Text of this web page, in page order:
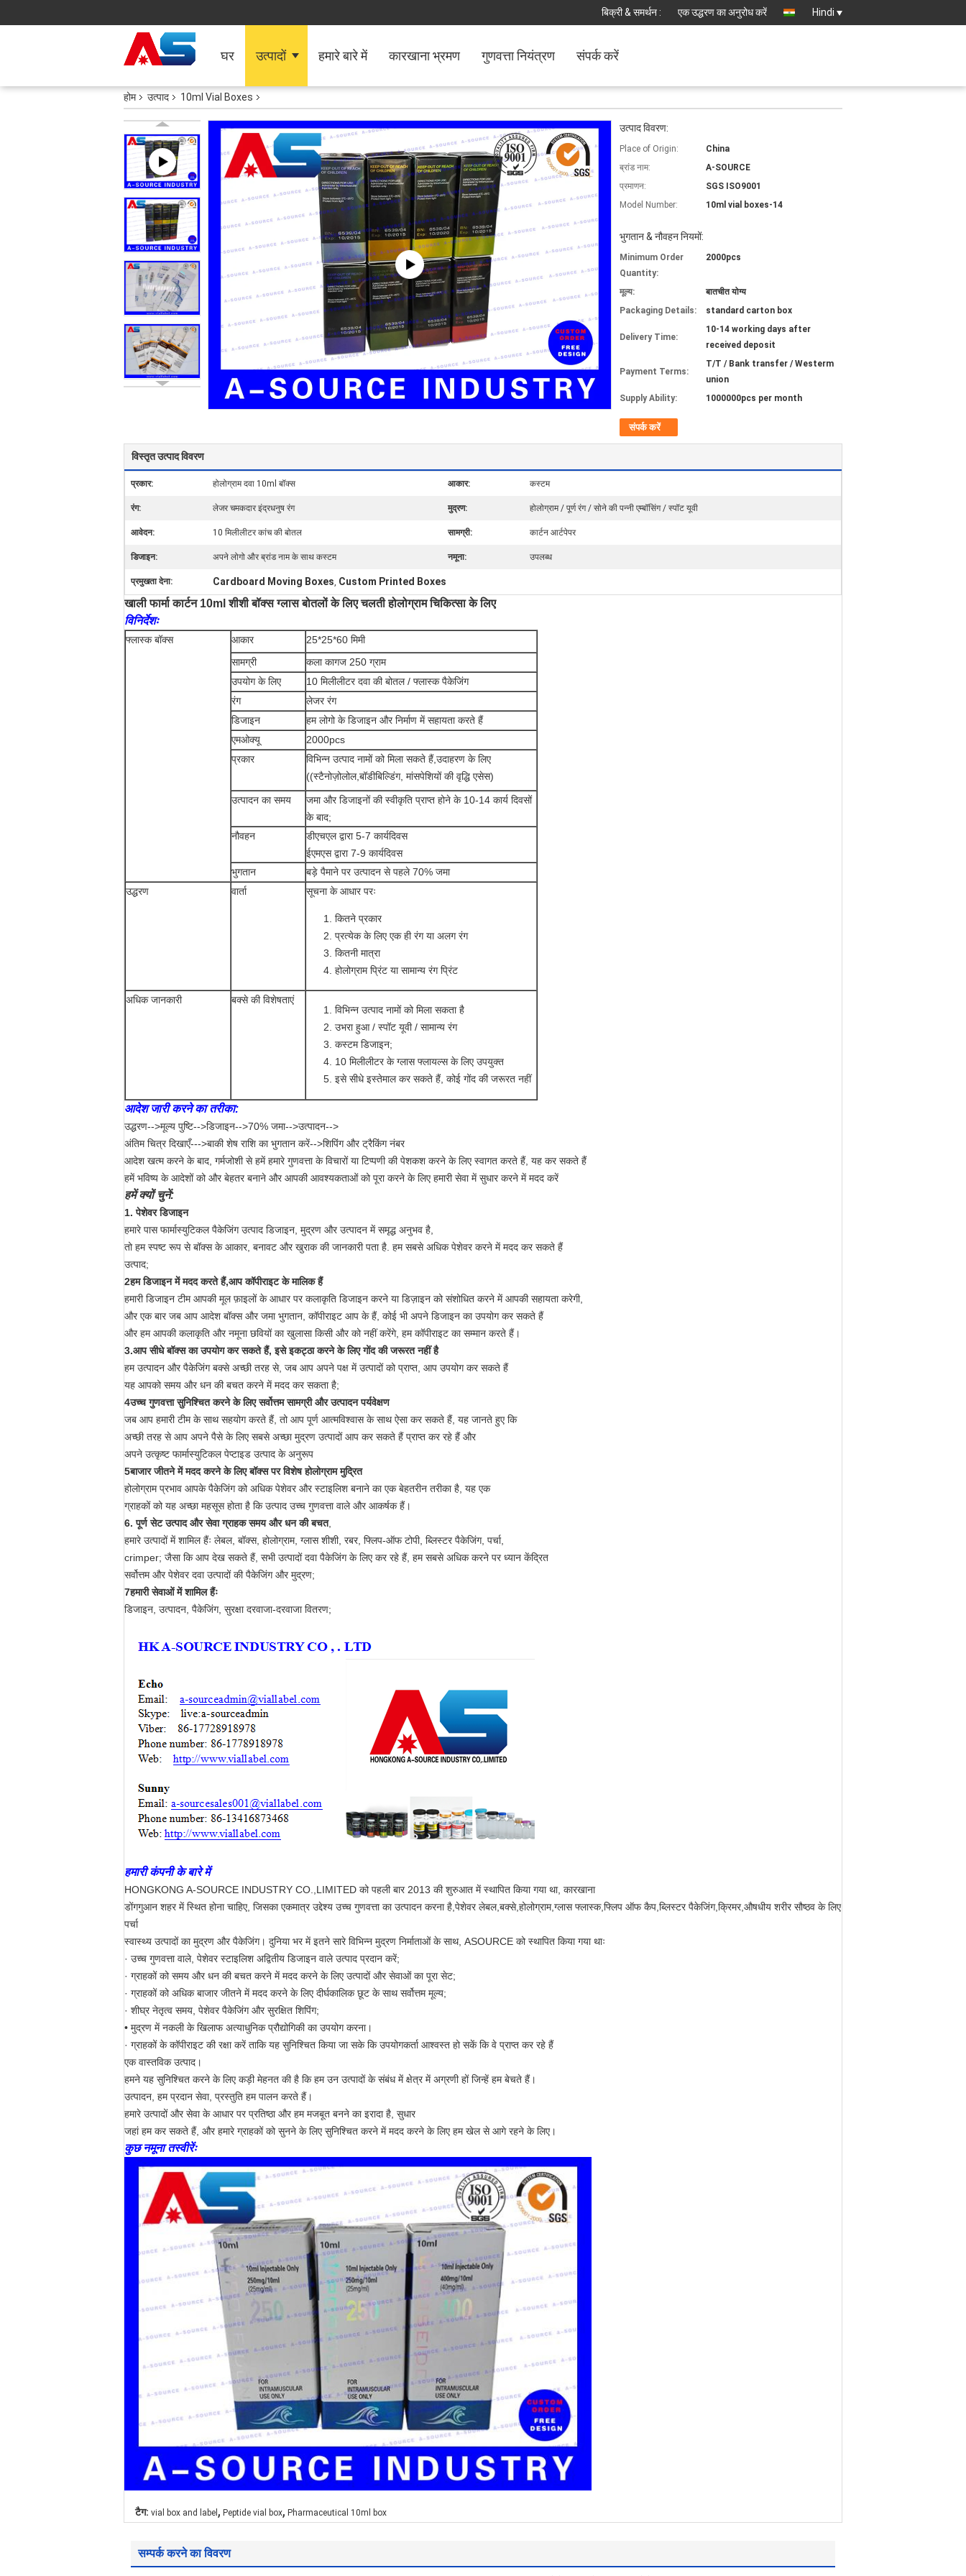
बिक्री & समर्थन : एक उद्धरण का अनुरोध करें Hindi
घर उत्पादों हमारे बारे में कारखाना भ्रमण गुणवत्ता नियंत्रण संपर्क करें
होम उत्पाद 10ml Vial Boxes
उत्पाद विवरण:
Place of Origin:
China
ब्रांड नाम:
A-SOURCE
प्रमाणन:
SGS ISO9001
Model Number:
10ml vial boxes-14
भुगतान & नौवहन नियमों:
Minimum Order
Quantity:
2000pcs
मूल्य:
बातचीत योग्य
Packaging Details:
standard carton box
Delivery Time:
10-14 working days after
received deposit
Payment Terms:
T/T / Bank transfer / Westerm
union
Supply Ability:
1000000pcs per month
संपर्क करें
विस्तृत उत्पाद विवरण
प्रकार: होलोग्राम दवा 10ml बॉक्स आकार: कस्टम
रंग: लेजर चमकदार इंद्रधनुष रंग मुद्रण: होलोग्राम / पूर्ण रंग / सोने की पन्नी एम्बॉसिंग / स्पॉट यूवी
आवेदन: 10 मिलीलीटर कांच की बोतल सामग्री: कार्टन आर्टपेपर
डिजाइन: अपने लोगो और ब्रांड नाम के साथ कस्टम नमूना: उपलब्ध
प्रमुखता देना: Cardboard Moving Boxes, Custom Printed Boxes
खाली फार्मा कार्टन 10ml शीशी बॉक्स ग्लास बोतलों के लिए चलती होलोग्राम चिकित्सा के लिए
विनिर्देशः
फ्लास्क बॉक्स आकार
25*25*60 मिमी
सामग्री
कला कागज 250 ग्राम
उपयोग के लिए
10 मिलीलीटर दवा की बोतल / फ्लास्क पैकेजिंग
रंग
लेजर रंग
डिजाइन
हम लोगो के डिजाइन और निर्माण में सहायता करते हैं
एमओक्यू
2000pcs
प्रकार
विभिन्न उत्पाद नामों को मिला सकते हैं,उदाहरण के लिए
((स्टैनोज़ोलोल,बॉडीबिल्डिंग, मांसपेशियों की वृद्धि एसेस)
उत्पादन का समय
जमा और डिजाइनों की स्वीकृति प्राप्त होने के 10-14 कार्य दिवसों
के बाद;
नौवहन
डीएचएल द्वारा 5-7 कार्यदिवस
ईएमएस द्वारा 7-9 कार्यदिवस
भुगतान
बड़े पैमाने पर उत्पादन से पहले 70% जमा
उद्धरण
वार्ता सूचना के आधार परः
कितने प्रकार
प्रत्येक के लिए एक ही रंग या अलग रंग
कितनी मात्रा
होलोग्राम प्रिंट या सामान्य रंग प्रिंट
अधिक जानकारी
बक्से की विशेषताएं
विभिन्न उत्पाद नामों को मिला सकता है
उभरा हुआ / स्पॉट यूवी / सामान्य रंग
कस्टम डिजाइन;
10 मिलीलीटर के ग्लास फ्लायल्स के लिए उपयुक्त
इसे सीधे इस्तेमाल कर सकते हैं, कोई गोंद की जरूरत नहीं
आदेश जारी करने का तरीका:
उद्धरण-->मूल्य पुष्टि-->डिजाइन-->70% जमा-->उत्पादन-->
अंतिम चित्र दिखाएँ--->बाकी शेष राशि का भुगतान करें-->शिपिंग और ट्रैकिंग नंबर
आदेश खत्म करने के बाद, गर्मजोशी से हमें हमारे गुणवत्ता के विचारों या टिप्पणी की पेशकश करने के लिए स्वागत करते हैं, यह कर सकते हैं
हमें भविष्य के आदेशों को और बेहतर बनाने और आपकी आवश्यकताओं को पूरा करने के लिए हमारी सेवा में सुधार करने में मदद करें
हमें क्यों चुनें:
1. पेशेवर डिजाइन
हमारे पास फार्मास्युटिकल पैकेजिंग उत्पाद डिजाइन, मुद्रण और उत्पादन में समृद्ध अनुभव है,
तो हम स्पष्ट रूप से बॉक्स के आकार, बनावट और खुराक की जानकारी पता है. हम सबसे अधिक पेशेवर करने में मदद कर सकते हैं
उत्पाद;
2हम डिजाइन में मदद करते हैं,आप कॉपीराइट के मालिक हैं
हमारी डिजाइन टीम आपकी मूल फ़ाइलों के आधार पर कलाकृति डिजाइन करने या डिज़ाइन को संशोधित करने में आपकी सहायता करेगी,
और एक बार जब आप आदेश बॉक्स और जमा भुगतान, कॉपीराइट आप के हैं, कोई भी अपने डिजाइन का उपयोग कर सकते हैं
और हम आपकी कलाकृति और नमूना छवियों का खुलासा किसी और को नहीं करेंगे, हम कॉपीराइट का सम्मान करते हैं।
3.आप सीधे बॉक्स का उपयोग कर सकते हैं, इसे इकट्ठा करने के लिए गोंद की जरूरत नहीं है
हम उत्पादन और पैकेजिंग बक्से अच्छी तरह से, जब आप अपने पक्ष में उत्पादों को प्राप्त, आप उपयोग कर सकते हैं
यह आपको समय और धन की बचत करने में मदद कर सकता है;
4उच्च गुणवत्ता सुनिश्चित करने के लिए सर्वोत्तम सामग्री और उत्पादन पर्यवेक्षण
जब आप हमारी टीम के साथ सहयोग करते हैं, तो आप पूर्ण आत्मविश्वास के साथ ऐसा कर सकते हैं, यह जानते हुए कि
अच्छी तरह से आप अपने पैसे के लिए सबसे अच्छा मुद्रण उत्पादों आप कर सकते हैं प्राप्त कर रहे हैं और
अपने उत्कृष्ट फार्मास्युटिकल पेप्टाइड उत्पाद के अनुरूप
5बाजार जीतने में मदद करने के लिए बॉक्स पर विशेष होलोग्राम मुद्रित
होलोग्राम प्रभाव आपके पैकेजिंग को अधिक पेशेवर और स्टाइलिश बनाने का एक बेहतरीन तरीका है, यह एक
ग्राहकों को यह अच्छा महसूस होता है कि उत्पाद उच्च गुणवत्ता वाले और आकर्षक हैं।
6. पूर्ण सेट उत्पाद और सेवा ग्राहक समय और धन की बचत,
हमारे उत्पादों में शामिल हैंः लेबल, बॉक्स, होलोग्राम, ग्लास शीशी, रबर, फ्लिप-ऑफ टोपी, ब्लिस्टर पैकेजिंग, पर्चा,
crimper; जैसा कि आप देख सकते हैं, सभी उत्पादों दवा पैकेजिंग के लिए कर रहे हैं, हम सबसे अधिक करने पर ध्यान केंद्रित
सर्वोत्तम और पेशेवर दवा उत्पादों की पैकेजिंग और मुद्रण;
7हमारी सेवाओं में शामिल हैंः
डिजाइन, उत्पादन, पैकेजिंग, सुरक्षा दरवाजा-दरवाजा वितरण;
हमारी कंपनी के बारे में
HONGKONG A-SOURCE INDUSTRY CO.,LIMITED को पहली बार 2013 की शुरुआत में स्थापित किया गया था, कारखाना
डोंगगुआन शहर में स्थित होना चाहिए, जिसका एकमात्र उद्देश्य उच्च गुणवत्ता का उत्पादन करना है,पेशेवर लेबल,बक्से,होलोग्राम,ग्लास फ्लास्क,फ्लिप ऑफ कैप,ब्लिस्टर पैकेजिंग,क्रिमर,औषधीय शरीर सौष्ठव के लिए
पर्चा
स्वास्थ्य उत्पादों का मुद्रण और पैकेजिंग। दुनिया भर में इतने सारे विभिन्न मुद्रण निर्माताओं के साथ, ASOURCE को स्थापित किया गया थाः
· उच्च गुणवत्ता वाले, पेशेवर स्टाइलिश अद्वितीय डिजाइन वाले उत्पाद प्रदान करें;
· ग्राहकों को समय और धन की बचत करने में मदद करने के लिए उत्पादों और सेवाओं का पूरा सेट;
· ग्राहकों को अधिक बाजार जीतने में मदद करने के लिए दीर्घकालिक छूट के साथ सर्वोत्तम मूल्य;
· शीघ्र नेतृत्व समय, पेशेवर पैकेजिंग और सुरक्षित शिपिंग;
• मुद्रण में नकली के खिलाफ अत्याधुनिक प्रौद्योगिकी का उपयोग करना।
· ग्राहकों के कॉपीराइट की रक्षा करें ताकि यह सुनिश्चित किया जा सके कि उपयोगकर्ता आश्वस्त हो सकें कि वे प्राप्त कर रहे हैं
एक वास्तविक उत्पाद।
हमने यह सुनिश्चित करने के लिए कड़ी मेहनत की है कि हम उन उत्पादों के संबंध में क्षेत्र में अग्रणी हों जिन्हें हम बेचते हैं।
उत्पादन, हम प्रदान सेवा, प्रस्तुति हम पालन करते हैं।
हमारे उत्पादों और सेवा के आधार पर प्रतिष्ठा और हम मजबूत बनने का इरादा है, सुधार
जहां हम कर सकते हैं, और हमारे ग्राहकों को सुनने के लिए सुनिश्चित करने में मदद करने के लिए हम खेल से आगे रहने के लिए।
कुछ नमूना तस्वीरेंः
टैग: vial box and label , Peptide vial box, Pharmaceutical 10ml box
सम्पर्क करने का विवरण